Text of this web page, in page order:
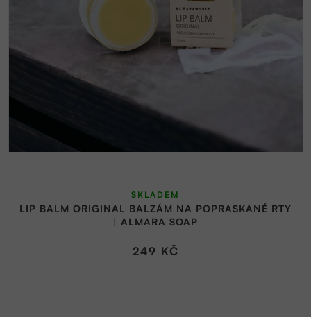
LIP BALM ORIGINAL BALZÁM NA POPRASKANÉ RTY
| ALMARA SOAP
SKLADEM
249 KČ